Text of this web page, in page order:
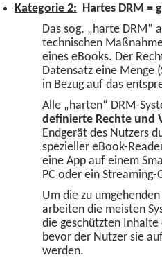
Kategorie 2: Hartes DRM =
Das sog. „harte
technischen
eines eBooks. Der
Datensatz eine Menge
in Bezug auf das
Alle „harten“ DRM-
definierte Rechte und
Endgerät des Nutzers
spezieller eBook-
eine App auf einem
PC oder ein Streaming-
Um die zu
arbeiten die meisten
die geschützten
bevor der Nutzer sie
werden.